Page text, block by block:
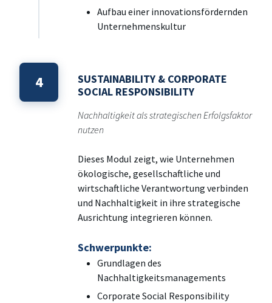
Aufbau einer innovationsfördernden
Unternehmenskultur
4
SUSTAINABILITY & CORPORATE
SOCIAL RESPONSIBILITY
Nachhaltigkeit als strategischen Erfolgsfaktor
nutzen
Dieses Modul zeigt, wie Unternehmen
ökologische, gesellschaftliche und
wirtschaftliche Verantwortung verbinden
und Nachhaltigkeit in ihre strategische
Ausrichtung integrieren können.
Schwerpunkte:
Grundlagen des
Nachhaltigkeitsmanagements
Corporate Social Responsibility